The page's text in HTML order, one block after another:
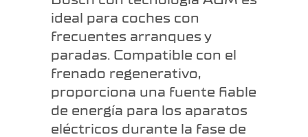
ideal para coches con
frecuentes arranques y
paradas. Compatible con el
frenado regenerativo,
proporciona una fuente fiable
de energía para los aparatos
eléctricos durante la fase de